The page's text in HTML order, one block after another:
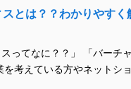
とは？？わかりやすく
スってなに？？」 「バーチ
を考えている方やネットシ